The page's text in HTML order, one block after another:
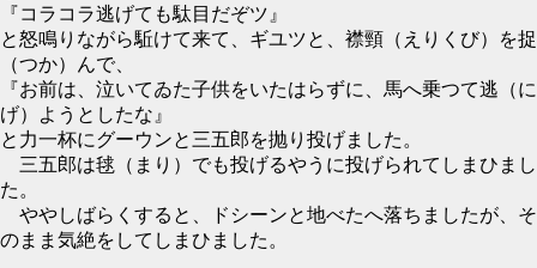
『コラコラ逃げても駄目だぞツ』
と怒鳴りながら駈けて来て、ギユツと、襟頸（えりくび）を捉
（つか）んで、
『お前は、泣いてゐた子供をいたはらずに、馬へ乗つて逃（に
げ）ようとしたな』
と力一杯にグーウンと三五郎を抛り投げました。
三五郎は毬（まり）でも投げるやうに投げられてしまひまし
た。
ややしばらくすると、ドシーンと地べたへ落ちましたが、そ
のまま気絶をしてしまひました。